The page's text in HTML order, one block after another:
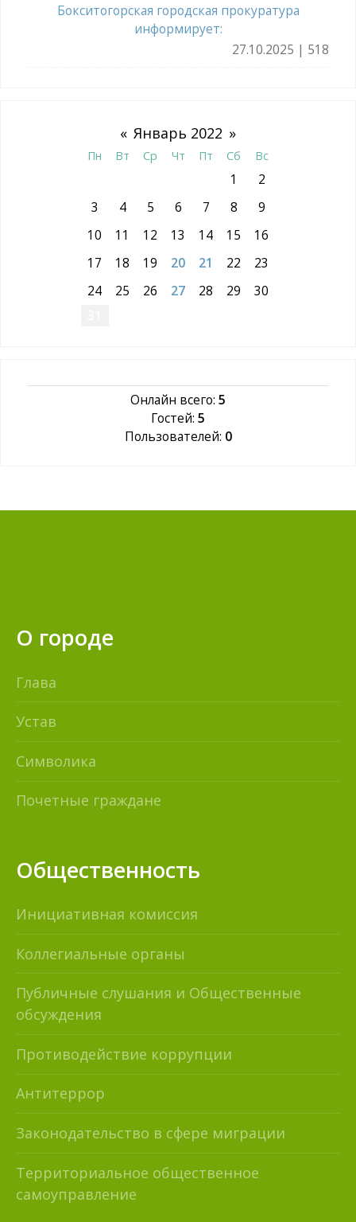
Бокситогорская городская прокуратура
информирует:
27.10.2025 | 518
« Январь 2022 »
Пн Вт Ср Чт Пт Сб Вс
1
2
3
4 5 6 7 8
9
10
11 12 13 14 15
16
17
18 19 20 21 22
23
24
25 26 27 28 29
30
Онлайн всего: 5
Гостей: 5
Пользователей: 0
О городе
Глава
Устав
Символика
Почетные граждане
Общественность
Инициативная комиссия
Коллегиальные органы
Публичные слушания и Общественные
обсуждения
Противодействие коррупции
Антитеррор
Законодательство в сфере миграции
Территориальное общественное
самоуправление